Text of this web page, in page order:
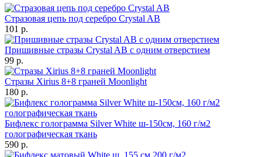
Стразовая цепь под серебро Crystal AB
101 р.
Пришивные стразы Crystal AB с одним отверстием
99 р.
Стразы Xirius 8+8 граней Moonlight
180 р.
Бифлекс голограмма Silver White ш-150см, 160 г/м2
голографическая ткань
590 р.